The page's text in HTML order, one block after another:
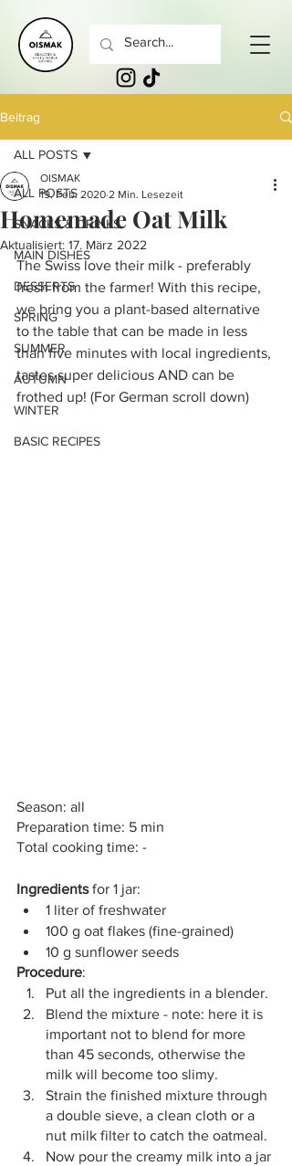
Beitrag
ALL POSTS
SNACKS & DRINKS
MAIN DISHES
DESSERTS
SPRING
SUMMER
AUTUMN
WINTER
BASIC RECIPES
ALL POSTS
Homemade Oat Milk
OISMAK
19. Feb. 2020 2 Min. Lesezeit
Aktualisiert: 17. März 2022
The Swiss love their milk - preferably
fresh from the farmer! With this recipe,
we bring you a plant-based alternative
to the table that can be made in less
than five minutes with local ingredients,
tastes super delicious AND can be
frothed up! (For German scroll down)
Season: all
Preparation time: 5 min
Total cooking time: -
Ingredients for 1 jar:
1 liter of freshwater
100 g oat flakes (fine-grained)
10 g sunflower seeds
Procedure:
Put all the ingredients in a blender.
Blend the mixture - note: here it is
important not to blend for more
than 45 seconds, otherwise the
milk will become too slimy.
Strain the finished mixture through
a double sieve, a clean cloth or a
nut milk filter to catch the oatmeal.
Now pour the creamy milk into a jar